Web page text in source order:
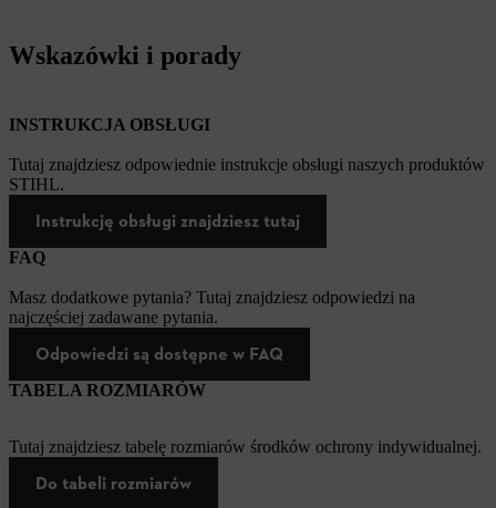
Wskazówki i porady
INSTRUKCJA OBSŁUGI
Tutaj znajdziesz odpowiednie instrukcje obsługi naszych produktów
STIHL.
Instrukcję obsługi znajdziesz tutaj
FAQ
Masz dodatkowe pytania? Tutaj znajdziesz odpowiedzi na
najczęściej zadawane pytania.
Odpowiedzi są dostępne w FAQ
TABELA ROZMIARÓW
Tutaj znajdziesz tabelę rozmiarów środków ochrony indywidualnej.
Do tabeli rozmiarów